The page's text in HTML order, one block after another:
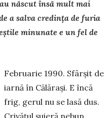
născut însă mult mai
a salva credința de furia
minunate e un fel de
Februarie 1990. Sfârșit de
iarnă în Călărași. E încă
frig, gerul nu se lasă dus.